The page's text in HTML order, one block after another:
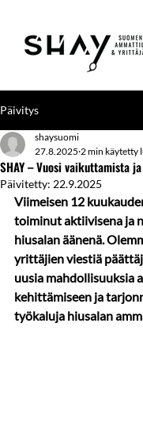
Päivitys
SHAY – Vuosi vaikuttamista
shaysuomi
27.8.2025 2 min käytetty
Päivitetty: 22.9.2025
Viimeisen 12
toiminut aktiivisena ja
hiusalan äänenä.
yrittäjien viestiä
uusia mahdollisuuksia
kehittämiseen ja
työkaluja hiusalan